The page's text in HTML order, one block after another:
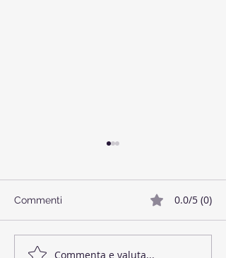
Commenti 0.0/5 (0)
Commenta e valuta...